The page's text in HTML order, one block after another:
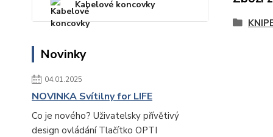
Kabelové koncovky
Novinky
04.01.2025
NOVINKA Svítilny for LIFE
Co je nového? Uživatelsky přívětivý
design ovládání Tlačítko OPTI